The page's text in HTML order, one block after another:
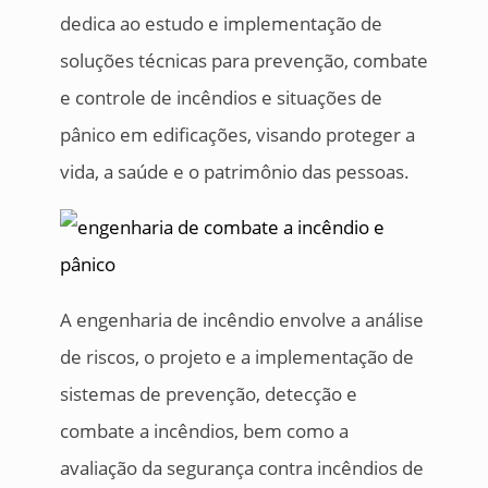
dedica ao estudo e implementação de
soluções técnicas para prevenção, combate
e controle de incêndios e situações de
pânico em edificações, visando proteger a
vida, a saúde e o patrimônio das pessoas.
A engenharia de incêndio envolve a análise
de riscos, o projeto e a implementação de
sistemas de prevenção, detecção e
combate a incêndios, bem como a
avaliação da segurança contra incêndios de